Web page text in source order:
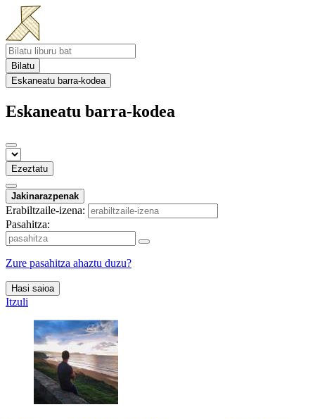
Bilatu
Eskaneatu barra-kodea
Eskaneatu barra-kodea
Ezeztatu
Jakinarazpenak
Erabiltzaile-izena:
Pasahitza:
Zure pasahitza ahaztu duzu?
Hasi saioa
Itzuli